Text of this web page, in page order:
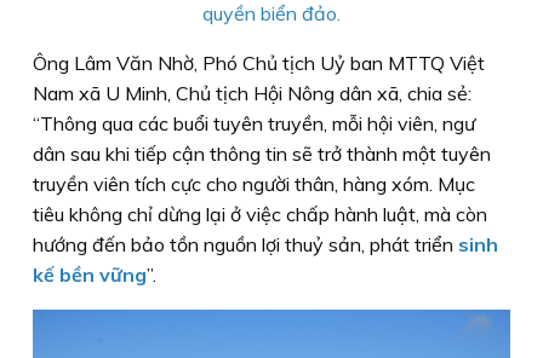
quyền biển đảo.
Ông Lâm Văn Nhờ, Phó Chủ tịch Uỷ ban MTTQ Việt
Nam xã U Minh, Chủ tịch Hội Nông dân xã, chia sẻ:
“Thông qua các buổi tuyên truyền, mỗi hội viên, ngư
dân sau khi tiếp cận thông tin sẽ trở thành một tuyên
truyền viên tích cực cho người thân, hàng xóm. Mục
tiêu không chỉ dừng lại ở việc chấp hành luật, mà còn
hướng đến bảo tồn nguồn lợi thuỷ sản, phát triển sinh
kế bền vững”.